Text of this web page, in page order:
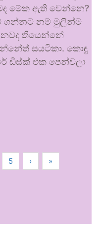
මේක ඇති වෙන්නෙ?
ගන්නට නම් මුලින්ම
තියෙන්නේ
සයටිකා. කොඳු
ඩිස්ක් එක පෙන්වලා
5 › »